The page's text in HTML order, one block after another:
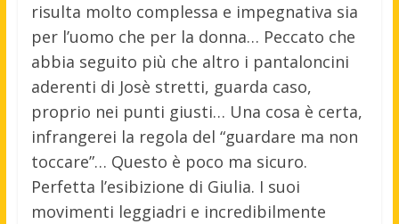
risulta molto complessa e impegnativa sia
per l’uomo che per la donna… Peccato che
abbia seguito più che altro i pantaloncini
aderenti di Josè stretti, guarda caso,
proprio nei punti giusti… Una cosa è certa,
infrangerei la regola del “guardare ma non
toccare”… Questo è poco ma sicuro.
Perfetta l’esibizione di Giulia. I suoi
movimenti leggiadri e incredibilmente